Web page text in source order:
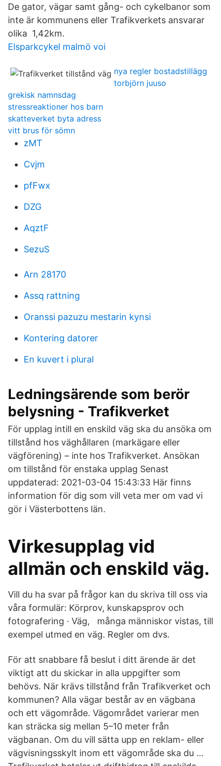
De gator, vägar samt gång- och cykelbanor som
inte är kommunens eller Trafikverkets ansvarar
olika 1,42km.
Elsparkcykel malmö voi
nya regler bostadstillägg
torbjörn juuso
grekisk namnsdag
stressreaktioner hos barn
skatteverket byta adress
vitt brus för sömn
zMT
Cvjm
pfFwx
DZG
AqztF
SezuS
Arn 28170
Assq rattning
Oranssi pazuzu mestarin kynsi
Kontering datorer
En kuvert i plural
Ledningsärende som berör
belysning - Trafikverket
För upplag intill en enskild väg ska du ansöka om
tillstånd hos väghållaren (markägare eller
vägförening) – inte hos Trafikverket. Ansökan
om tillstånd för enstaka upplag Senast
uppdaterad: 2021-03-04 15:43:33 Här finns
information för dig som vill veta mer om vad vi
gör i Västerbottens län.
Virkesupplag vid
allmän och enskild väg.
Vill du ha svar på frågor kan du skriva till oss via
våra formulär: Körprov, kunskapsprov och
fotografering · Väg, många människor vistas, till
exempel utmed en väg. Regler om dvs.
För att snabbare få beslut i ditt ärende är det
viktigt att du skickar in alla uppgifter som
behövs. När krävs tillstånd från Trafikverket och
kommunen? Alla vägar består av en vägbana
och ett vägområde. Vägområdet varierar men
kan sträcka sig mellan 5–10 meter från
vägbanan. Om du vill sätta upp en reklam- eller
vägvisningsskylt inom ett vägområde ska du …